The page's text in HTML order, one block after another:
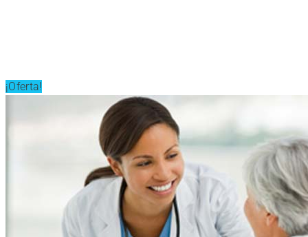
¡Oferta!